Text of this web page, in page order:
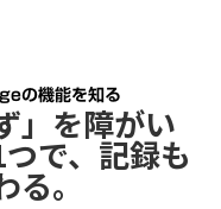
の機能を知る
」を障がい
で、記録も
る。